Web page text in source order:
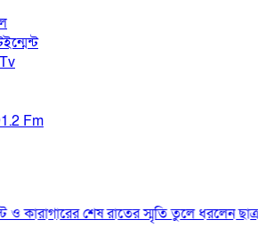
Fm
শেষ রাতের স্মৃতি তুলে ধরলেন ছাত্রদল